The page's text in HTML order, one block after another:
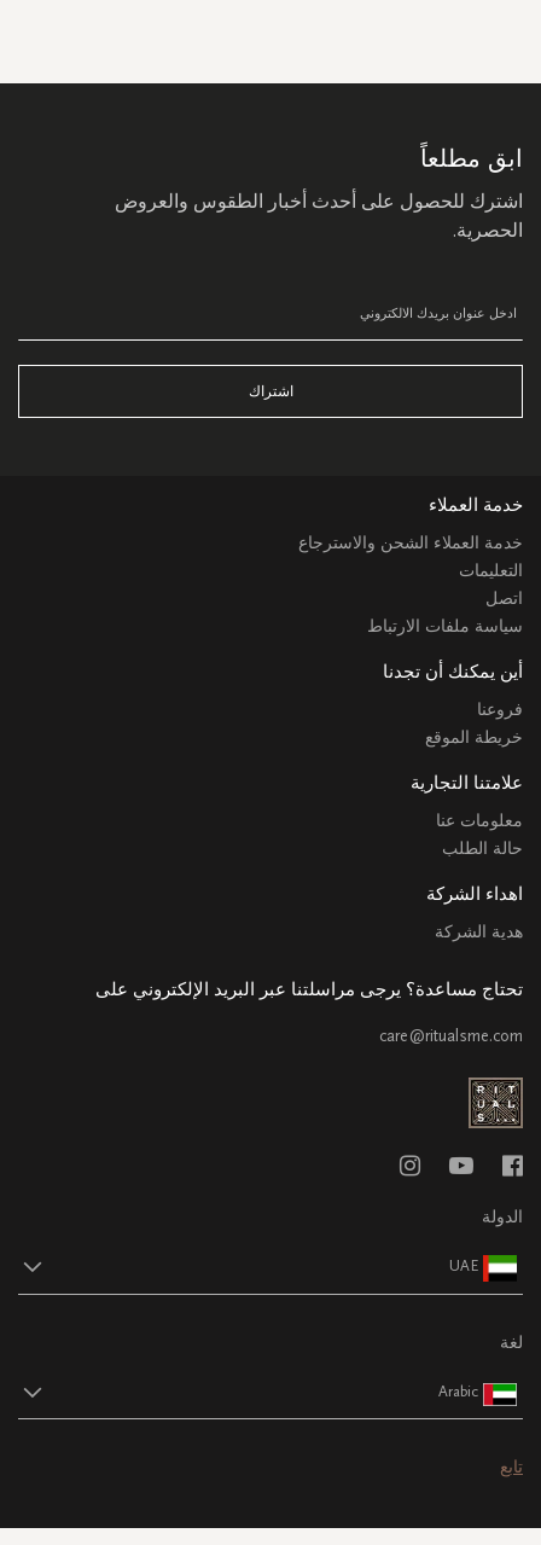
ابق مطلعاً
اشترك للحصول على أحدث أخبار الطقوس والعروض
الحصرية.
اشتراك
خدمة العملاء
خدمة العملاء الشحن والاسترجاع
التعليمات
اتصل
سياسة ملفات الارتباط
أين يمكنك أن تجدنا
فروعنا
خريطة الموقع
علامتنا التجارية
معلومات عنا
حالة الطلب
اهداء الشركة
هدية الشركة
تحتاج مساعدة؟ يرجى مراسلتنا عبر البريد الإلكتروني على
care@ritualsme.com
الدولة
UAE
لغة
Arabic
تابع